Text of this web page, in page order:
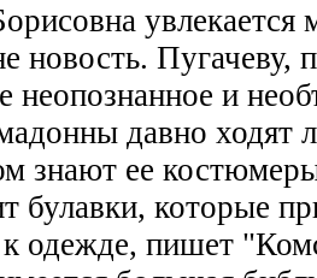
увлекается
новость. Пугачеву,
неопознанное и
давно ходят
знают ее
булавки, которые
одежде, пишет